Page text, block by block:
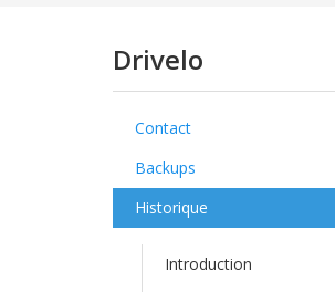
Drivelo
Contact
Backups
Historique
Introduction